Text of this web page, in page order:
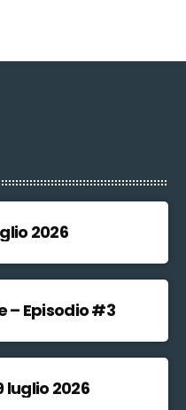
2026
– Episodio #3
2026